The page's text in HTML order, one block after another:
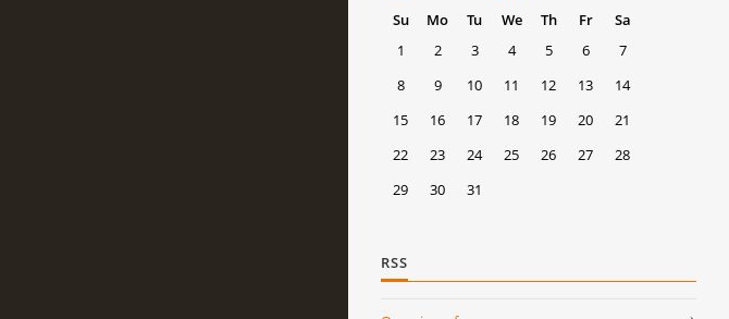
Su
Mo Tu We Th Fr
Sa
1
2 3 4 5 6
7
8
9 10 11 12 13
14
15
16 17 18 19 20
21
22
23 24 25 26 27
28
29
30 31
RSS